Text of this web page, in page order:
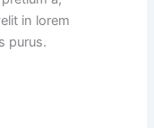
in lorem
purus.